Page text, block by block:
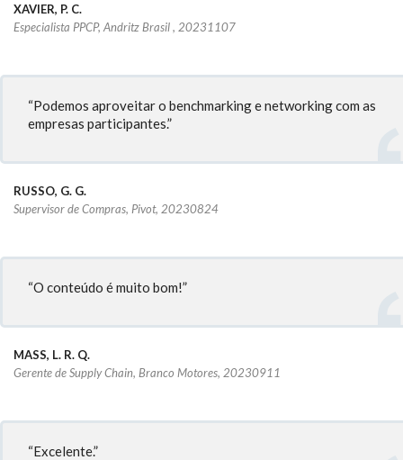
XAVIER, P. C.
Especialista PPCP, Andritz Brasil , 20231107
“Podemos aproveitar o benchmarking e networking com as
empresas participantes.”
RUSSO, G. G.
Supervisor de Compras, Pivot, 20230824
“O conteúdo é muito bom!”
MASS, L. R. Q.
Gerente de Supply Chain, Branco Motores, 20230911
“Excelente.”